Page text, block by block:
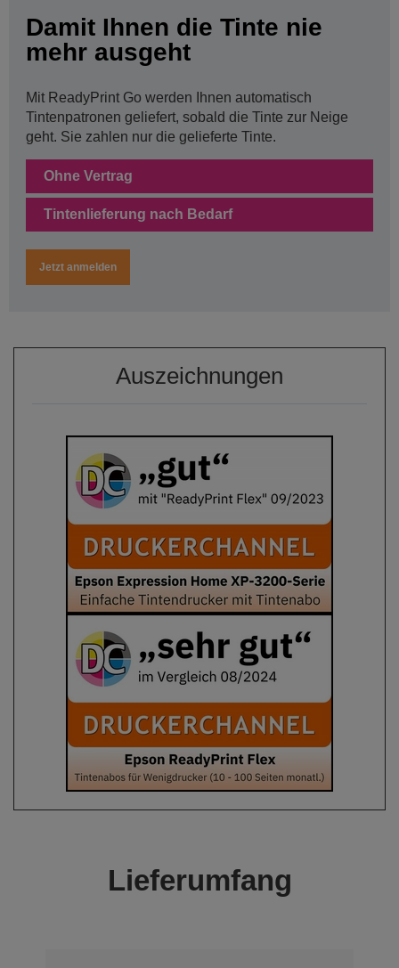
Damit Ihnen die Tinte nie
mehr ausgeht
Mit ReadyPrint Go werden Ihnen automatisch
Tintenpatronen geliefert, sobald die Tinte zur Neige
geht. Sie zahlen nur die gelieferte Tinte.
Ohne Vertrag
Tintenlieferung nach Bedarf
Jetzt anmelden
Auszeichnungen
Lieferumfang